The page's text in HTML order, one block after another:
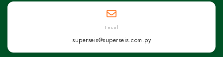
Email
superseis@superseis.com.py